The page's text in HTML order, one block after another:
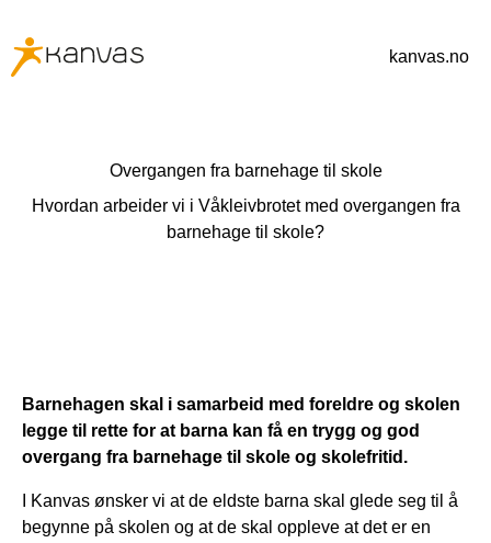
kanvas.no
Overgangen fra barnehage til skole
Hvordan arbeider vi i Våkleivbrotet med overgangen fra
barnehage til skole?
Barnehagen skal i samarbeid med foreldre og skolen
legge til rette for at barna kan få en trygg og god
overgang fra barnehage til skole og skolefritid.
I Kanvas ønsker vi at de eldste barna skal glede seg til å
begynne på skolen og at de skal oppleve at det er en